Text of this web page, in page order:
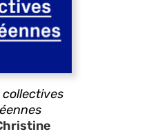
collectives